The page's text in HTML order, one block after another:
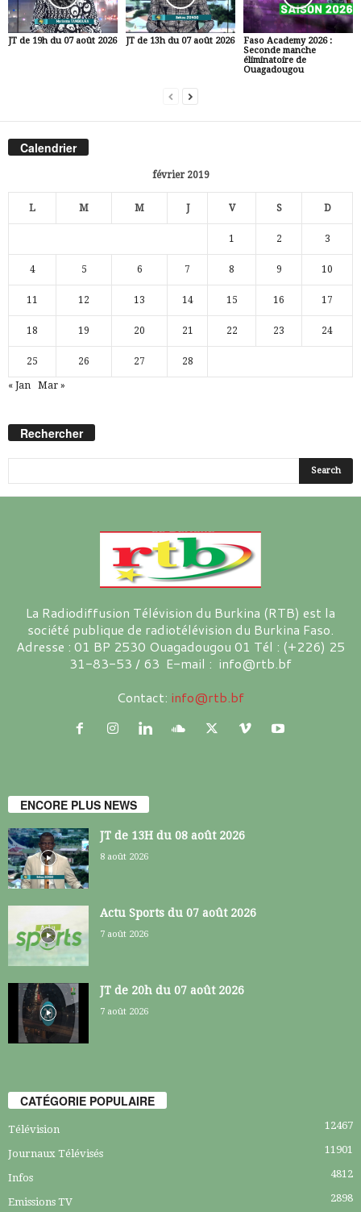
JT de 19h du 07 août 2026 JT de 13h du 07 août 2026
Faso Academy 2026 :
Seconde manche
éliminatoire de
Ouagadougou
Calendrier
février 2019
L M M J V S D
1 2 3
4 5 6 7 8 9 10
11 12 13 14 15 16 17
18 19 20 21 22 23 24
25 26 27 28
« Jan Mar »
Rechercher
La Radiodiffusion Télévision du Burkina (RTB) est la
société publique de radiotélévision du Burkina Faso.
Adresse : 01 BP 2530 Ouagadougou 01 Tél : (+226) 25
31-83-53 / 63 E-mail : info@rtb.bf
Contact: info@rtb.bf
ENCORE PLUS NEWS
JT de 13H du 08 août 2026
8 août 2026
Actu Sports du 07 août 2026
7 août 2026
JT de 20h du 07 août 2026
7 août 2026
CATÉGORIE POPULAIRE
Télévision 12467
Journaux Télévisés 11901
Infos 4812
Emissions TV 2898